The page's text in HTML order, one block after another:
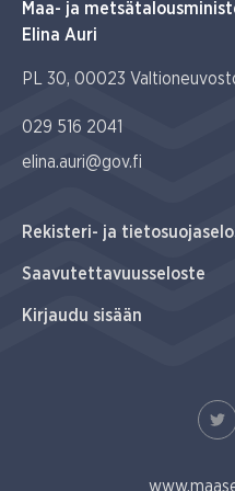
Maa- ja
Elina Auri
PL 30, 00023
029 516 2041
elina.auri@gov.fi
Rekisteri- ja
Saavutettavuusseloste
Kirjaudu sisään